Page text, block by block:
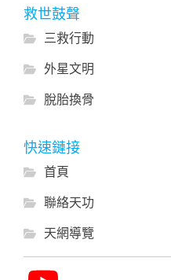
救世鼓聲
三救行動
外星文明
脫胎換骨
快速鏈接
首頁
聯絡天功
天網導覽